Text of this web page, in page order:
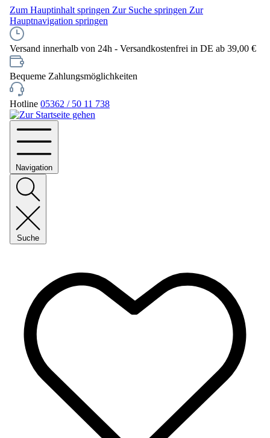
Zum Hauptinhalt springen Zur Suche springen Zur
Hauptnavigation springen
Versand innerhalb von 24h - Versandkostenfrei in DE ab 39,00 €
Bequeme Zahlungsmöglichkeiten
Hotline 05362 / 50 11 738
Navigation
Suche